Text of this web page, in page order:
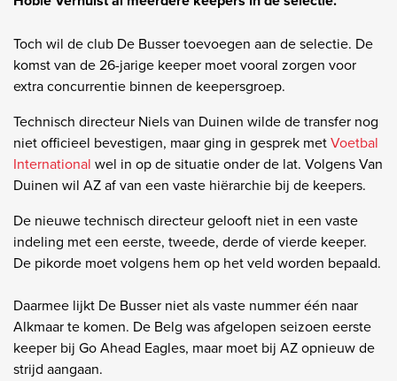
Toch wil de club De Busser toevoegen aan de selectie. De
komst van de 26-jarige keeper moet vooral zorgen voor
extra concurrentie binnen de keepersgroep.
Technisch directeur Niels van Duinen wilde de transfer nog
niet officieel bevestigen, maar ging in gesprek metVoetbal
International wel in op de situatie onder de lat. Volgens Van
Duinen wil AZ af van een vaste hiërarchie bij de keepers.
De nieuwe technisch directeur gelooft niet in een vaste
indeling met een eerste, tweede, derde of vierde keeper.
De pikorde moet volgens hem op het veld worden bepaald.
Daarmee lijkt De Busser niet als vaste nummer één naar
Alkmaar te komen. De Belg was afgelopen seizoen eerste
keeper bij Go Ahead Eagles, maar moet bij AZ opnieuw de
strijd aangaan.